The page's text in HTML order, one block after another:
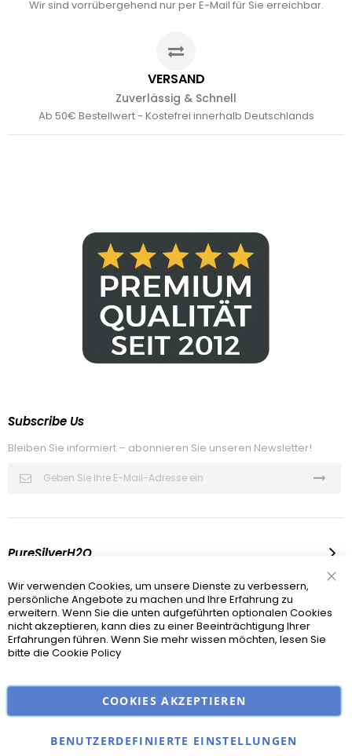
Wir sind vorrübergehend nur per E-Mail für Sie erreichbar.
VERSAND
Zuverlässig & Schnell
Ab 50€ Bestellwert - Kostefrei innerhalb Deutschlands
Subscribe Us
Bleiben Sie informiert – abonnieren Sie unseren Newsletter!
Sie
unseren
an:
PureSilverH2O
Infomation
Recht Und Sicherheit
© 2012-2025 PureSilverH2O®
Wir verwenden Cookies, um unsere Dienste zu verbessern,
persönliche Angebote zu machen und Ihre Erfahrung zu
erweitern. Wenn Sie die unten aufgeführten optionalen Cookies
nicht akzeptieren, kann dies zu einer Beeinträchtigung Ihrer
Erfahrungen führen. Wenn Sie mehr wissen möchten, lesen Sie
bitte die Cookie Policy
COOKIES AKZEPTIEREN
BENUTZERDEFINIERTE EINSTELLUNGEN